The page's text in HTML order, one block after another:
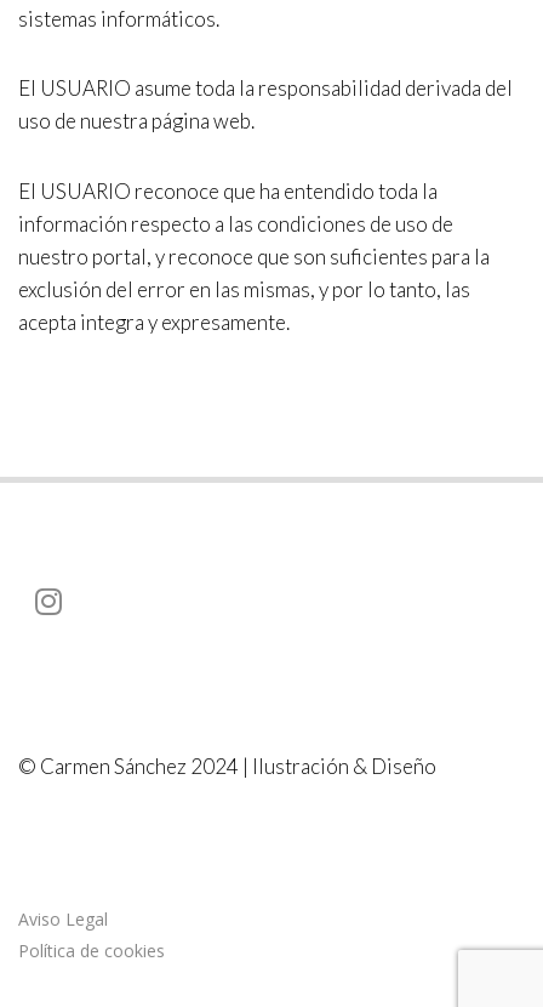
sistemas informáticos.
El USUARIO asume toda la responsabilidad derivada del
uso de nuestra página web.
El USUARIO reconoce que ha entendido toda la
información respecto a las condiciones de uso de
nuestro portal, y reconoce que son suficientes para la
exclusión del error en las mismas, y por lo tanto, las
acepta integra y expresamente.
© Carmen Sánchez 2024 | Ilustración & Diseño
Aviso Legal
Política de cookies